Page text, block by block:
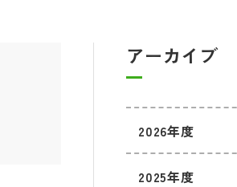
アーカイブ
2026年度
2025年度